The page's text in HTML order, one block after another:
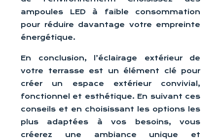
ampoules LED à faible consommation
pour réduire davantage votre empreinte
énergétique.
En conclusion, l’éclairage extérieur de
votre terrasse est un élément clé pour
créer un espace extérieur convivial,
fonctionnel et esthétique. En suivant ces
conseils et en choisissant les options les
plus adaptées à vos besoins, vous
créerez une ambiance unique et